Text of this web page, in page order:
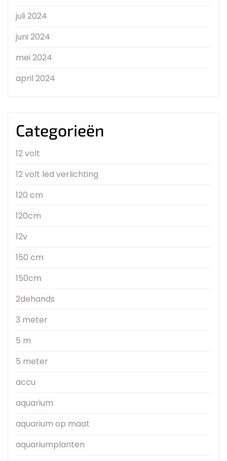
juli 2024
juni 2024
mei 2024
april 2024
Categorieën
12 volt
12 volt led verlichting
120 cm
120cm
12v
150 cm
150cm
2dehands
3 meter
5 m
5 meter
accu
aquarium
aquarium op maat
aquariumplanten